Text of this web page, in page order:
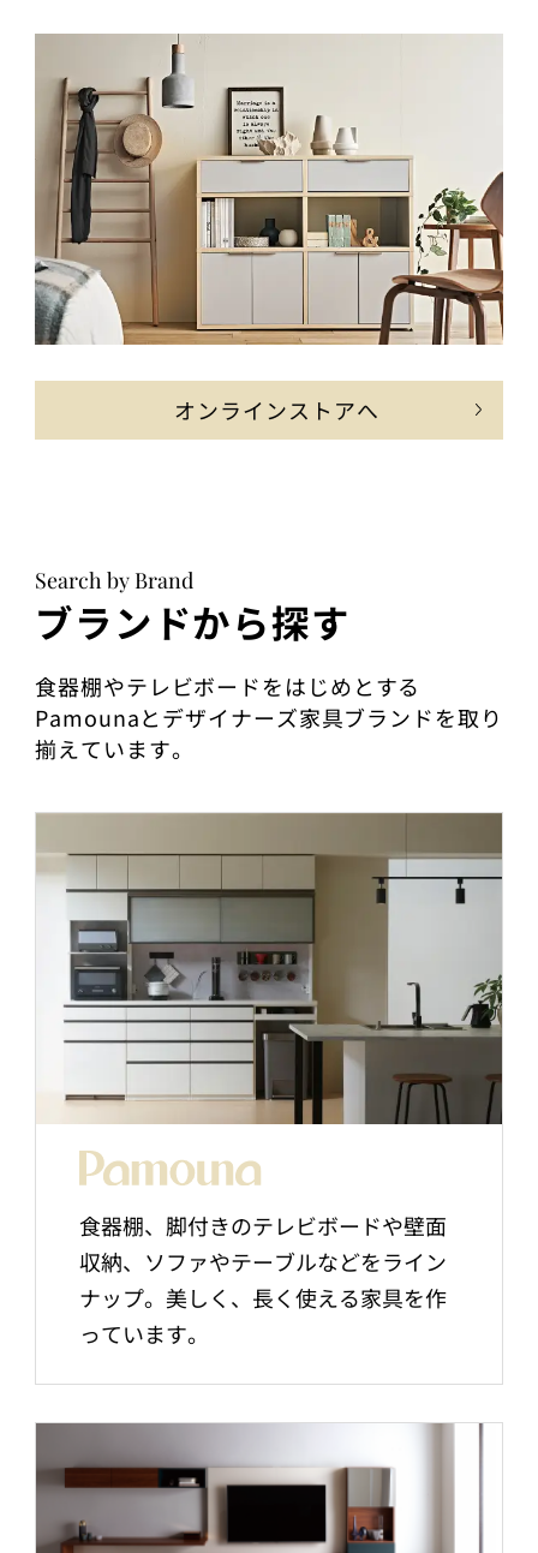
オンラインストアへ
Search by Brand
ブランドから探す
食器棚やテレビボードをはじめとする
Pamounaとデザイナーズ家具ブランドを取り
揃えています。
食器棚、脚付きのテレビボードや壁面
収納、ソファやテーブルなどをライン
ナップ。美しく、長く使える家具を作
っています。